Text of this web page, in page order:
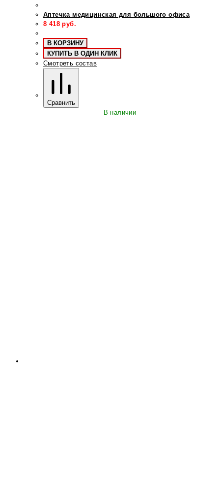
Аптечка медицинская для большого офиса
8 418 руб.
В КОРЗИНУ
КУПИТЬ В ОДИН КЛИК
Смотреть состав
Сравнить
В наличии